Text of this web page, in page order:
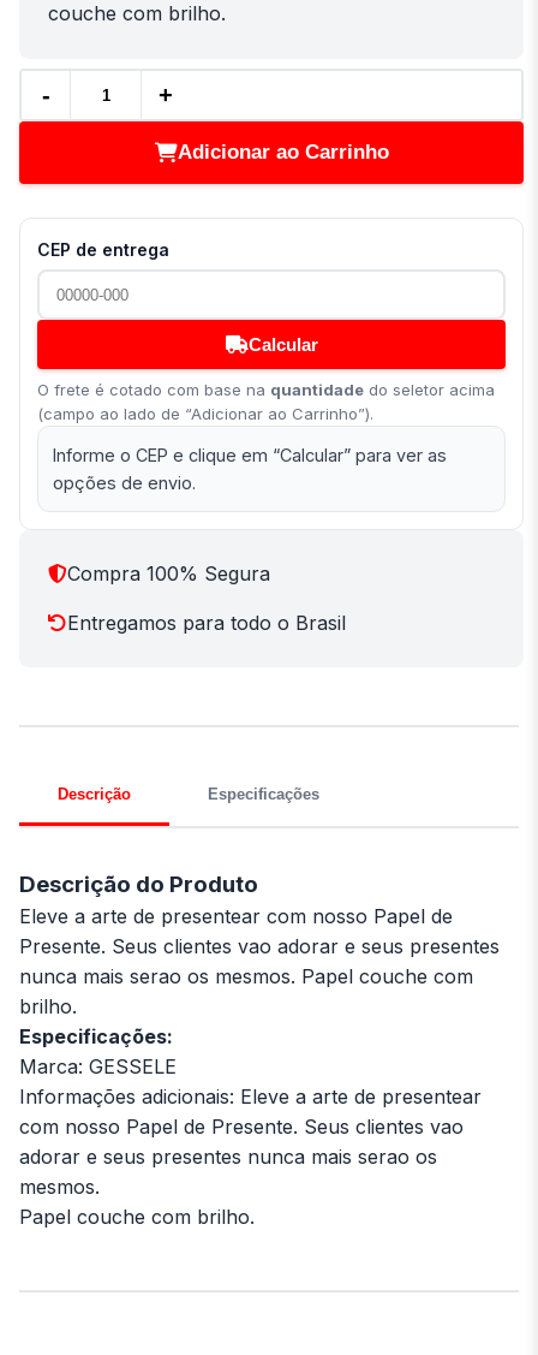
couche com brilho.
- +
Adicionar ao Carrinho
CEP de entrega
Calcular
O frete é cotado com base na quantidade do seletor acima
(campo ao lado de “Adicionar ao Carrinho”).
Informe o CEP e clique em “Calcular” para ver as
opções de envio.
Compra 100% Segura
Entregamos para todo o Brasil
Descrição Especificações
Descrição do Produto
Eleve a arte de presentear com nosso Papel de
Presente. Seus clientes vao adorar e seus presentes
nunca mais serao os mesmos. Papel couche com
brilho.
Especificações:
Marca: GESSELE
Informações adicionais: Eleve a arte de presentear
com nosso Papel de Presente. Seus clientes vao
adorar e seus presentes nunca mais serao os
mesmos.
Papel couche com brilho.